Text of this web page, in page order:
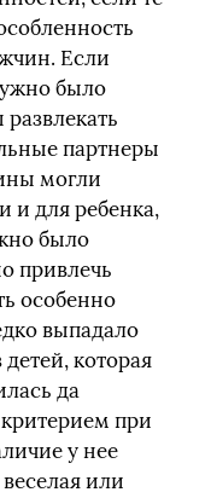
Если
было
партнеры
могли
и для ребенка,
было
привлечь
особенно
выпадало
которая
да
при
у нее
или